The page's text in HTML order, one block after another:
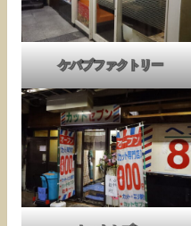
ケバブファクトリー